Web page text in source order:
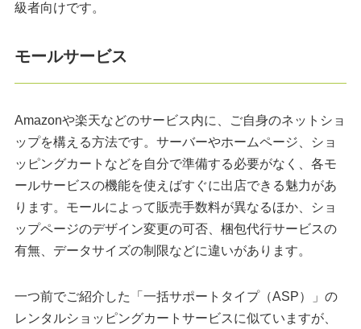
級者向けです。
モールサービス
Amazonや楽天などのサービス内に、ご自身のネットショ
ップを構える方法です。サーバーやホームページ、ショ
ッピングカートなどを自分で準備する必要がなく、各モ
ールサービスの機能を使えばすぐに出店できる魅力があ
ります。モールによって販売手数料が異なるほか、ショ
ップページのデザイン変更の可否、梱包代行サービスの
有無、データサイズの制限などに違いがあります。
一つ前でご紹介した「一括サポートタイプ（ASP）」の
レンタルショッピングカートサービスに似ていますが、